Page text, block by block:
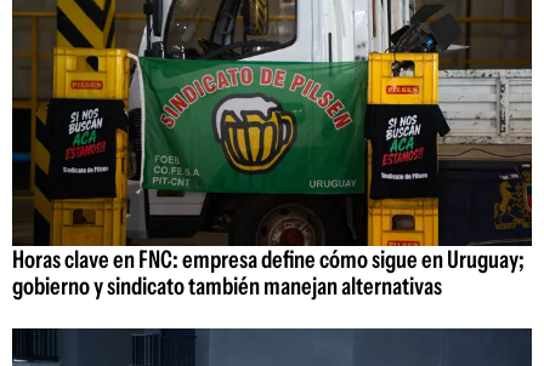
Horas clave en FNC: empresa define cómo sigue en Uruguay;
gobierno y sindicato también manejan alternativas